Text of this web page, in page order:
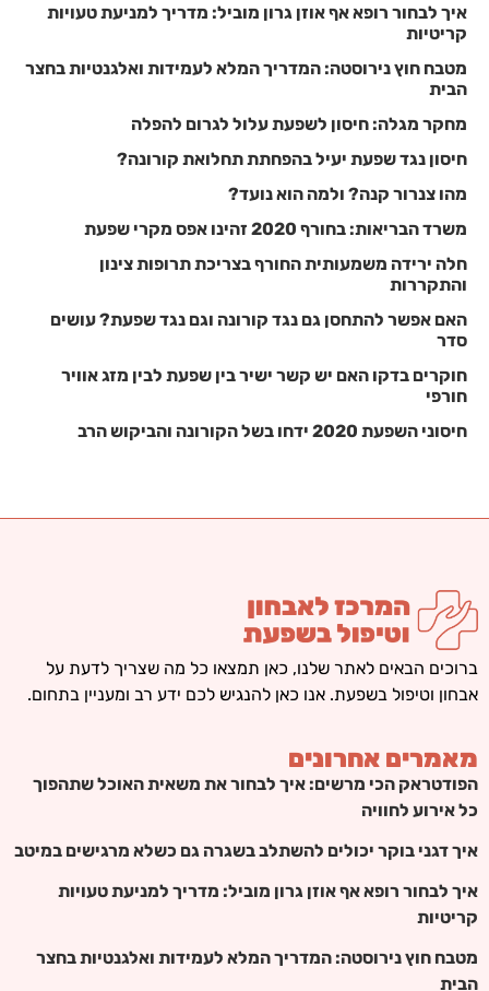
איך לבחור רופא אף אוזן גרון מוביל: מדריך למניעת טעויות
קריטיות
מטבח חוץ נירוסטה: המדריך המלא לעמידות ואלגנטיות בחצר
הבית
מחקר מגלה: חיסון לשפעת עלול לגרום להפלה
חיסון נגד שפעת יעיל בהפחתת תחלואת קורונה?
מהו צנרור קנה? ולמה הוא נועד?
משרד הבריאות: בחורף 2020 זהינו אפס מקרי שפעת
חלה ירידה משמעותית החורף בצריכת תרופות צינון
והתקררות
האם אפשר להתחסן גם נגד קורונה וגם נגד שפעת? עושים
סדר
חוקרים בדקו האם יש קשר ישיר בין שפעת לבין מזג אוויר
חורפי
חיסוני השפעת 2020 ידחו בשל הקורונה והביקוש הרב
ברוכים הבאים לאתר שלנו, כאן תמצאו כל מה שצריך לדעת על
אבחון וטיפול בשפעת. אנו כאן להנגיש לכם ידע רב ומעניין בתחום.
מאמרים אחרונים
הפודטראק הכי מרשים: איך לבחור את משאית האוכל שתהפוך
כל אירוע לחוויה
איך דגני בוקר יכולים להשתלב בשגרה גם כשלא מרגישים במיטב
איך לבחור רופא אף אוזן גרון מוביל: מדריך למניעת טעויות
קריטיות
מטבח חוץ נירוסטה: המדריך המלא לעמידות ואלגנטיות בחצר
הבית